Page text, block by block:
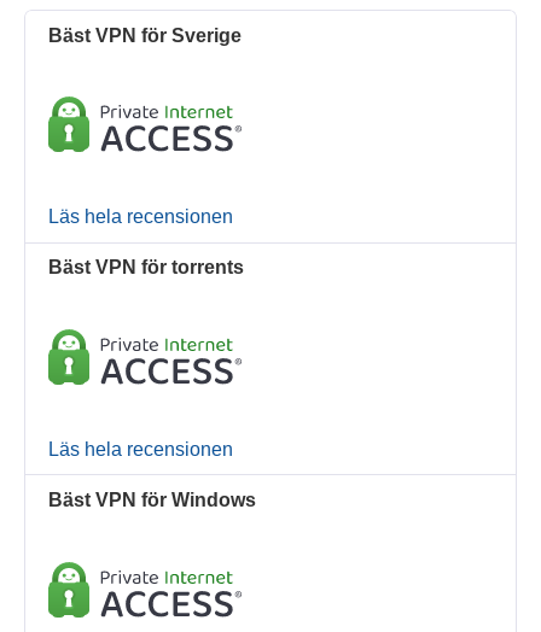
Bäst VPN för Sverige
Läs hela recensionen
Bäst VPN för torrents
Läs hela recensionen
Bäst VPN för Windows